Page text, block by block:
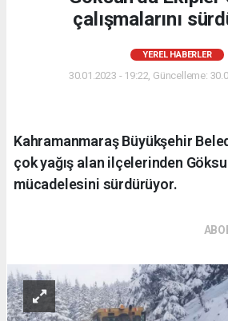
çalışmalarını
YEREL HABERLER
30.01.2023 - 19:22, Güncelleme:
Kahramanmaraş Büyükşehir
çok yağış alan ilçelerinden
mücadelesini sürdürüyor.